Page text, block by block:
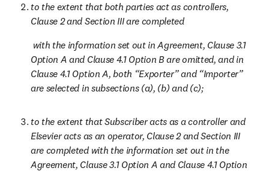
to the extent that both parties act as controllers,
Clause 2 and Section III are completed
Option A and Clause 4.1 Option B are omitted, and in
Clause 4.1 Option A, both “Exporter” and “Importer”
are selected in subsections (a), (b) and (c);
to the extent that Subscriber acts as a controller and
Elsevier acts as an operator, Clause 2 and Section III
are completed with the information set out in the
Agreement, Clause 3.1 Option A and Clause 4.1 Option